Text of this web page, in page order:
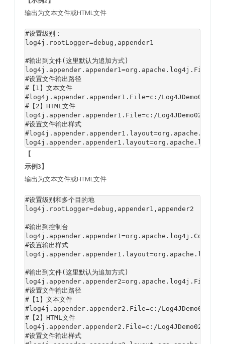
输出为文本文件或HTML文件
#设置级别：
log4j.rootLogger=debug,appender1
#输出到文件(这里默认为追加方式)
#设置文件输出路径
#【1】文本文件
#log4j.appender.appender1.File=c:/Log4JDemo02.log
#【2】HTML文件
log4j.appender.appender1.File=c:/Log4JDemo02.html
#设置文件输出样式
【
示例3】
输出为文本文件或HTML文件
#设置级别和多个目的地
log4j.rootLogger=debug,appender1,appender2
#输出到控制台
#设置输出样式
#输出到文件(这里默认为追加方式)
#设置文件输出路径
#【1】文本文件
#log4j.appender.appender2.File=c:/Log4JDemo02.log
#【2】HTML文件
log4j.appender.appender2.File=c:/Log4JDemo02.html
#设置文件输出样式